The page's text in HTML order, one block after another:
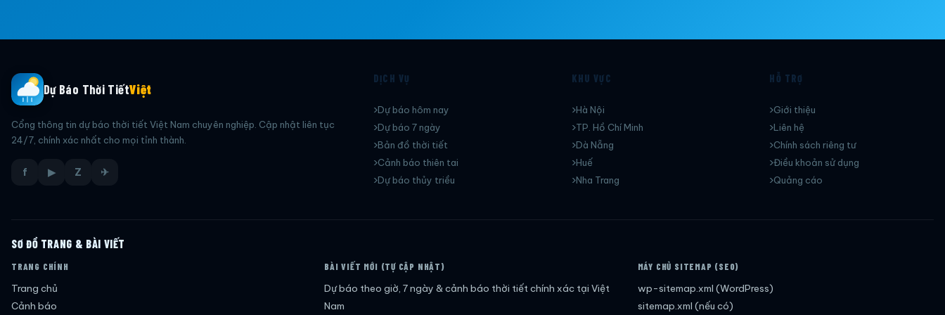
Dự Báo Thời TiếtViệt
Cổng thông tin dự báo thời tiết Việt Nam chuyên nghiệp. Cập nhật liên tục
24/7, chính xác nhất cho mọi tỉnh thành.
f ▶ Z ✈
DỊCH VỤ
Dự báo hôm nay
Dự báo 7 ngày
Bản đồ thời tiết
Cảnh báo thiên tai
Dự báo thủy triều
KHU VỰC
Hà Nội
TP. Hồ Chí Minh
Dà Nẵng
Huế
Nha Trang
HỖ TRỢ
Giới thiệu
Liên hệ
Chính sách riêng tư
Điều khoản sử dụng
Quảng cáo
SƠ ĐỒ TRANG & BÀI VIẾT
TRANG CHÍNH
Trang chủ
Cảnh báo
BÀI VIẾT MỚI (TỰ CẬP NHẬT)
Dự báo theo giờ, 7 ngày & cảnh báo thời tiết chính xác tại Việt
Nam
MÁY CHỦ SITEMAP (SEO)
wp-sitemap.xml (WordPress)
sitemap.xml (nếu có)